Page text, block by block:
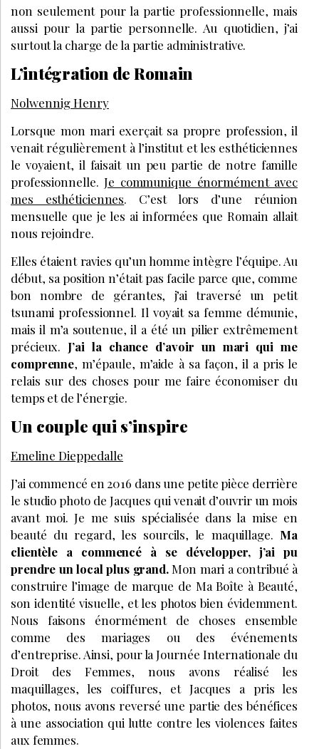
non seulement pour la partie professionnelle, mais
aussi pour la partie personnelle. Au quotidien, j’ai
surtout la charge de la partie administrative.
L’intégration de Romain
Nolwennig Henry
Lorsque mon mari exerçait sa propre profession, il
venait régulièrement à l’institut et les esthéticiennes
le voyaient, il faisait un peu partie de notre famille
professionnelle.Je communique énormément avec
mes esthéticiennes. C’est lors d’une réunion
mensuelle que je les ai informées que Romain allait
nous rejoindre.
Elles étaient ravies qu’un homme intègre l’équipe. Au
début, sa position n’était pas facile parce que, comme
bon nombre de gérantes, j’ai traversé un petit
tsunami professionnel. Il voyait sa femme démunie,
mais il m’a soutenue, il a été un pilier extrêmement
précieux. J’ai la chance d’avoir un mari qui me
comprenne, m’épaule, m’aide à sa façon, il a pris le
relais sur des choses pour me faire économiser du
temps et de l’énergie.
Un couple qui s’inspire
Emeline Dieppedalle
J’ai commencé en 2016 dans une petite pièce derrière
le studio photo de Jacques qui venait d’ouvrir un mois
avant moi. Je me suis spécialisée dans la mise en
beauté du regard, les sourcils, le maquillage. Ma
clientèle a commencé à se développer, j’ai pu
prendre un local plus grand.Mon mari a contribué à
construire l’image de marque de Ma Boîte à Beauté,
son identité visuelle, et les photos bien évidemment.
Nous faisons énormément de choses ensemble
comme des mariages ou des événements
d’entreprise. Ainsi, pour la Journée Internationale du
Droit des Femmes, nous avons réalisé les
maquillages, les coiffures, et Jacques a pris les
photos, nous avons reversé une partie des bénéfices
à une association qui lutte contre les violences faites
aux femmes.